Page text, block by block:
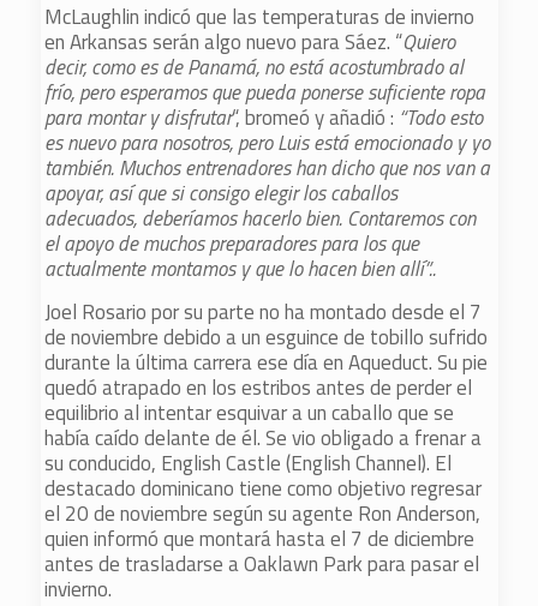
McLaughlin indicó que las temperaturas de invierno
en Arkansas serán algo nuevo para Sáez. “Quiero
decir, como es de Panamá, no está acostumbrado al
frío, pero esperamos que pueda ponerse suficiente ropa
para montar y disfrutar“, bromeó y añadió : “Todo esto
es nuevo para nosotros, pero Luis está emocionado y yo
también. Muchos entrenadores han dicho que nos van a
apoyar, así que si consigo elegir los caballos
adecuados, deberíamos hacerlo bien. Contaremos con
el apoyo de muchos preparadores para los que
actualmente montamos y que lo hacen bien allí”..
Joel Rosario por su parte no ha montado desde el 7
de noviembre debido a un esguince de tobillo sufrido
durante la última carrera ese día en Aqueduct. Su pie
quedó atrapado en los estribos antes de perder el
equilibrio al intentar esquivar a un caballo que se
había caído delante de él. Se vio obligado a frenar a
su conducido, English Castle (English Channel). El
destacado dominicano tiene como objetivo regresar
el 20 de noviembre según su agente Ron Anderson,
quien informó que montará hasta el 7 de diciembre
antes de trasladarse a Oaklawn Park para pasar el
invierno.